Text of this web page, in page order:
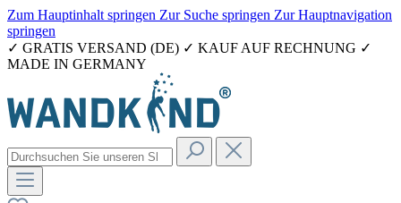
Zum Hauptinhalt springen Zur Suche springen Zur Hauptnavigation
springen
✓ GRATIS VERSAND (DE) ✓ KAUF AUF RECHNUNG ✓
MADE IN GERMANY